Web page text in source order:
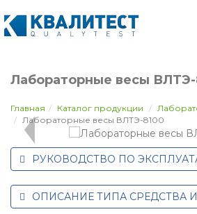
Лабораторные весы ВЛТЭ-
Главная Каталог продукции
Лабораторные весы ВЛТЭ-8100
РУКОВОДСТВО ПО
ОПИСАНИЕ ТИПА СРЕДСТВА